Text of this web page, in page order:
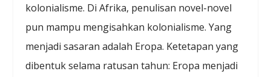
kolonialisme. Di Afrika, penulisan novel-novel
pun mampu mengisahkan kolonialisme. Yang
menjadi sasaran adalah Eropa. Ketetapan yang
dibentuk selama ratusan tahun: Eropa menjadi